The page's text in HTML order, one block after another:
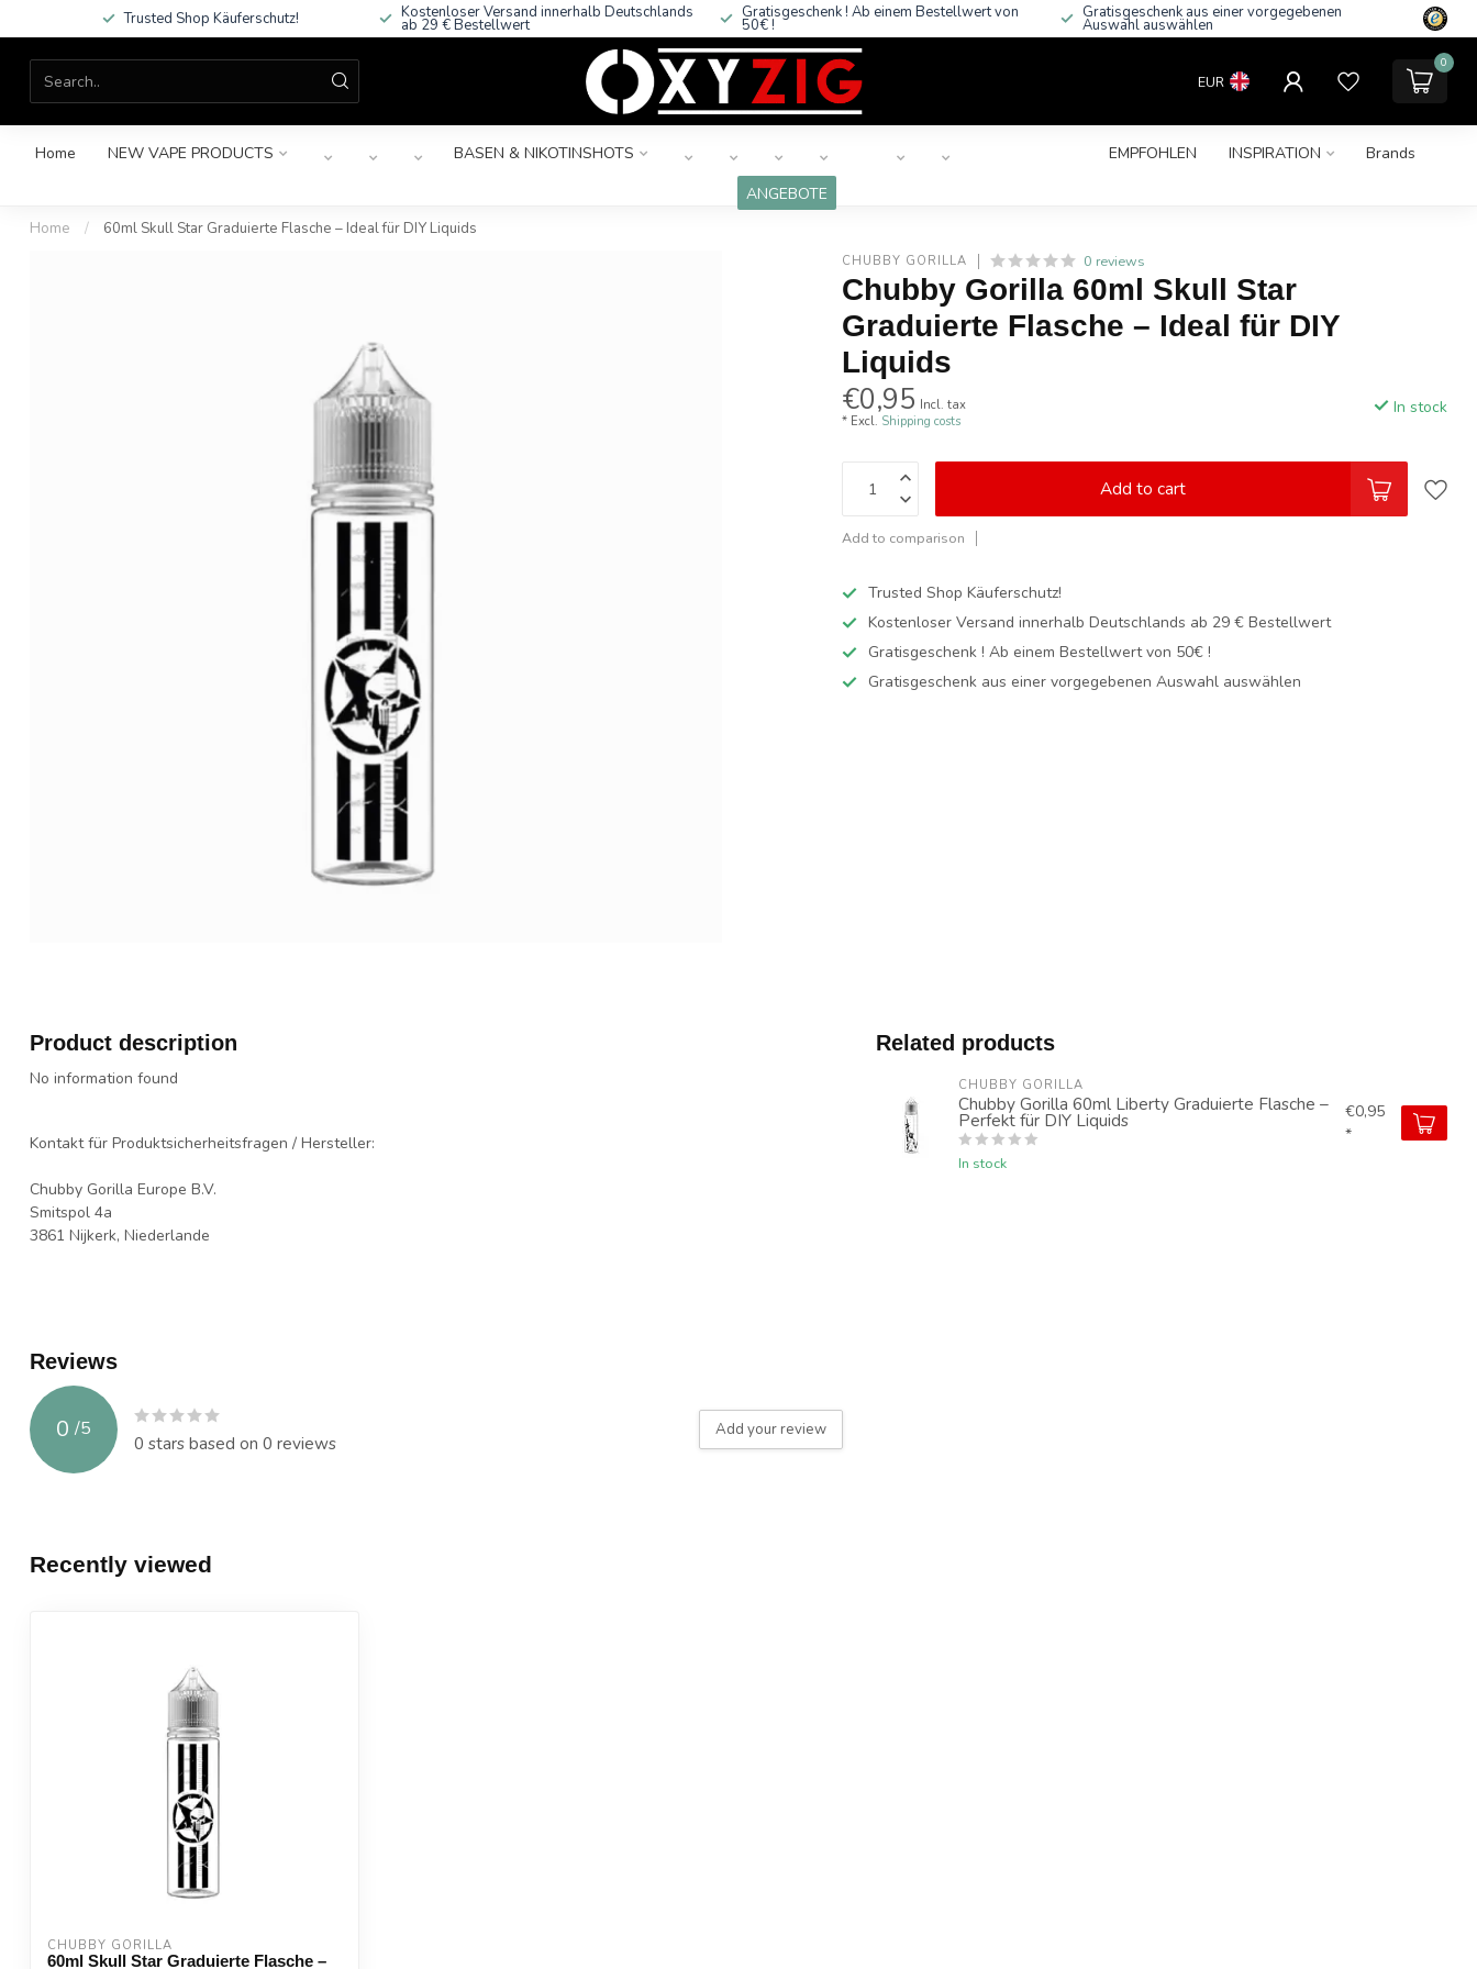
Trusted Shop Käuferschutz! Kostenloser Versand innerhalb Deutschlands
ab 29 € Bestellwert
Gratisgeschenk ! Ab einem Bestellwert von
50€ !
Gratisgeschenk aus einer vorgegebenen
Auswahl auswählen
EUR
0
Home NEW VAPE PRODUCTS BASEN & NIKOTINSHOTS EMPFOHLEN INSPIRATION
Brands
ANGEBOTE
Home / 60ml Skull Star Graduierte Flasche – Ideal für DIY Liquids
CHUBBY GORILLA 0 reviews
Chubby Gorilla 60ml Skull Star
Graduierte Flasche – Ideal für DIY
Liquids
€0,95 Incl. tax
* Excl. Shipping costs
In stock
Add to cart
Add to comparison
Trusted Shop Käuferschutz!
Kostenloser Versand innerhalb Deutschlands ab 29 € Bestellwert
Gratisgeschenk ! Ab einem Bestellwert von 50€ !
Gratisgeschenk aus einer vorgegebenen Auswahl auswählen
Product description
No information found
Kontakt für Produktsicherheitsfragen / Hersteller:
Chubby Gorilla Europe B.V.
Smitspol 4a
3861 Nijkerk, Niederlande
Reviews
0 /5
0 stars based on 0 reviews
Add your review
Related products
CHUBBY GORILLA
Chubby Gorilla 60ml Liberty Graduierte Flasche –
Perfekt für DIY Liquids
In stock
€0,95
*
Recently viewed
CHUBBY GORILLA
60ml Skull Star Graduierte Flasche –